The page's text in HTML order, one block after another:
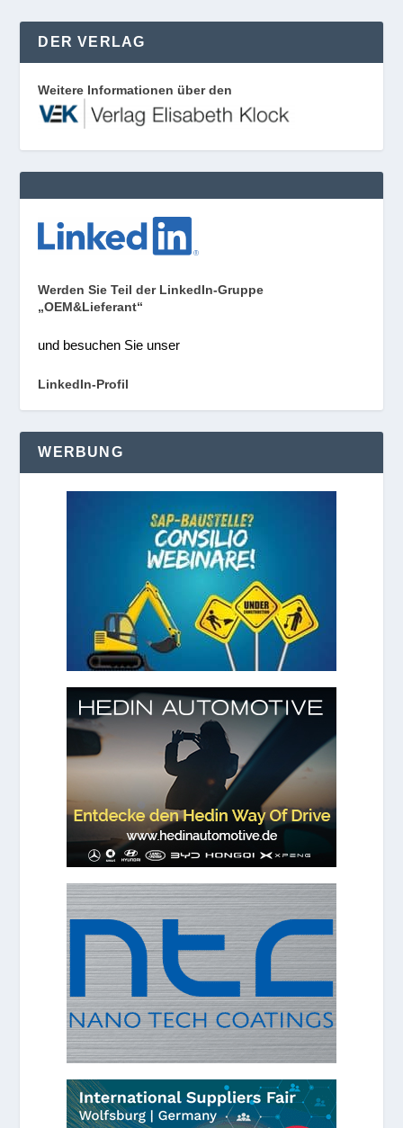
DER VERLAG
Weitere Informationen über den
Werden Sie Teil der LinkedIn-Gruppe
„OEM&Lieferant“
und besuchen Sie unser
LinkedIn-Profil
WERBUNG